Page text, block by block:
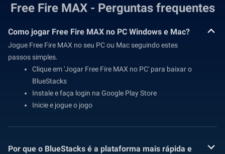
Free Fire MAX - Perguntas frequentes
Como jogar Free Fire MAX no PC Windows e Mac?
Jogue Free Fire MAX no seu PC ou Mac seguindo estes
passos simples.
Clique em 'Jogar Free Fire MAX no PC' para baixar o
BlueStacks
Instale e faça login na Google Play Store
Inicie e jogue o jogo
Por que o BlueStacks é a plataforma mais rápida e